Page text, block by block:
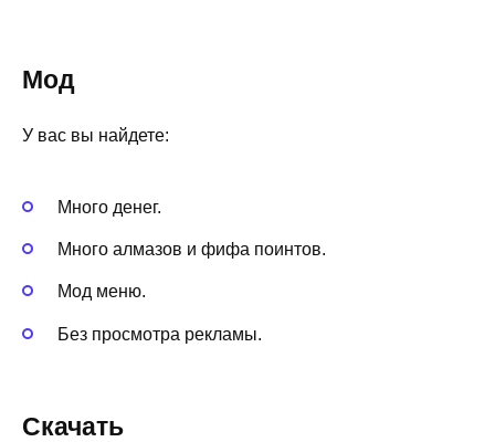
Мод
У вас вы найдете:
Много денег.
Много алмазов и фифа поинтов.
Мод меню.
Без просмотра рекламы.
Скачать